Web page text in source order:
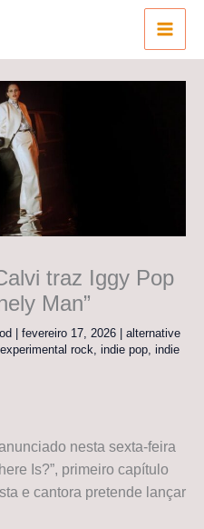
traz Iggy Pop
Man”
fevereiro 17, 2026
alternative
experimental rock, indie pop, indie
nesta sexta-feira
Is?”, primeiro capítulo
e cantora pretende lançar